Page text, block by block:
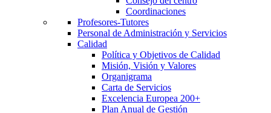
Coordinaciones
Profesores-Tutores
Personal de Administración y Servicios
Calidad
Política y Objetivos de Calidad
Misión, Visión y Valores
Organigrama
Carta de Servicios
Excelencia Europea 200+
Plan Anual de Gestión